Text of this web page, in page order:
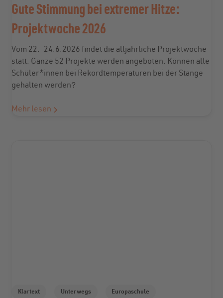
Gute Stimmung bei extremer Hitze:
Projektwoche 2026
Vom 22.-24.6.2026 findet die alljährliche Projektwoche
statt. Ganze 52 Projekte werden angeboten. Können alle
Schüler*innen bei Rekordtemperaturen bei der Stange
gehalten werden?
Mehr lesen
Klartext Unterwegs Europaschule